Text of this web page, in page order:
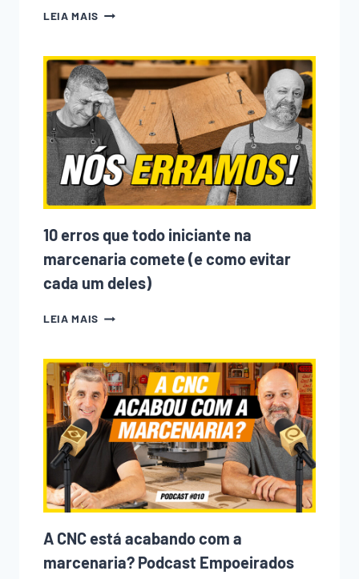
LEIA MAIS POR
TANTA
GENTE
ENTRANDO
NA
MARCENARIA?
ENTENDA
O
QUE
MUDOU
NOS
ÚLTIMOS
10 erros que todo iniciante na
marcenaria comete (e como evitar
cada um deles)
LEIA MAIS 10
TODO
INICIANTE
NA
MARCENARIA
COMETE
(E
COMO
EVITAR
CADA
UM
DELES)
A CNC está acabando com a
marcenaria? Podcast Empoeirados